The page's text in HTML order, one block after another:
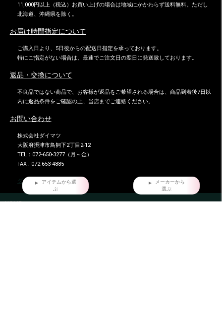
11,000円以上（税込）お買い上げの場合は地域にかかわらず送料無料。ただし
北海道、沖縄県を除く。
お届け時間指定について
ご購入日より、5日後からの配送日指定を承っております。
特にご指定がない場合は、最速でご注文日の翌日に発送致しております。
返品・交換について
不良品ではない商品で、お客様が返品をご希望される場合は、商品到着後7日以
内に返品条件をご確認の上、当店までご連絡ください。
お問い合わせ
株式会社ダイマツ
大阪府摂津市鳥飼下2丁目2-12
TEL：072-650-3277（月～金）
FAX : 072-653-4885
ダイマツ スタッフブログ
HOME
アイテムから選
ぶ
メーカーから
選ぶ